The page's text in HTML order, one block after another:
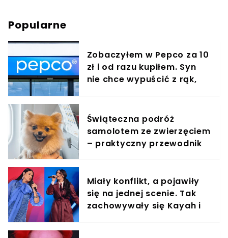
Popularne
Zobaczyłem w Pepco za 10
zł i od razu kupiłem. Syn
nie chce wypuścić z rąk,
Świąteczna podróż
samolotem ze zwierzęciem
– praktyczny przewodnik
Miały konflikt, a pojawiły
się na jednej scenie. Tak
zachowywały się Kayah i